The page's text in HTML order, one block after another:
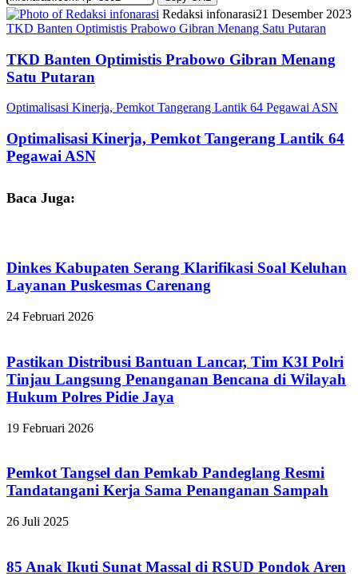
Redaksi infonarasi21 Desember 2023
TKD Banten Optimistis Prabowo Gibran Menang Satu Putaran
TKD Banten Optimistis Prabowo Gibran Menang
Satu Putaran
Optimalisasi Kinerja, Pemkot Tangerang Lantik 64 Pegawai ASN
Optimalisasi Kinerja, Pemkot Tangerang Lantik 64
Pegawai ASN
Baca Juga:
Dinkes Kabupaten Serang Klarifikasi Soal Keluhan
Layanan Puskesmas Carenang
24 Februari 2026
Pastikan Distribusi Bantuan Lancar, Tim K3I Polri
Tinjau Langsung Penanganan Bencana di Wilayah
Hukum Polres Pidie Jaya
19 Februari 2026
Pemkot Tangsel dan Pemkab Pandeglang Resmi
Tandatangani Kerja Sama Penanganan Sampah
26 Juli 2025
85 Anak Ikuti Sunat Massal di RSUD Pondok Aren